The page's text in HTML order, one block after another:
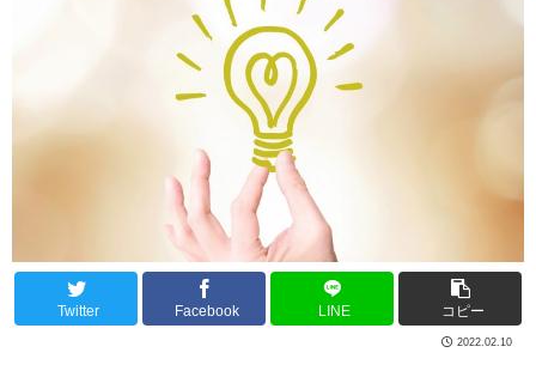
Twitter Facebook LINE コピー
2022.02.10